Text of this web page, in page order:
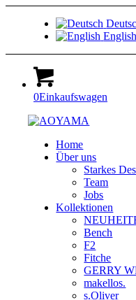
English
0Einkaufswagen
Home
Über uns
Starkes
Team
Jobs
Kollektionen
Bench
F2
Fitche
GERRY
makellos.
s.Oliver